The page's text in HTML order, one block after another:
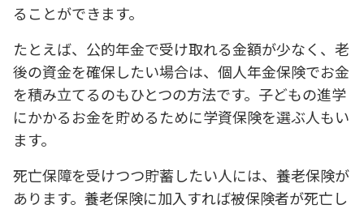
ることができます。
たとえば、公的年金で受け取れる金額が少なく、老
後の資金を確保したい場合は、個人年金保険でお金
を積み立てるのもひとつの方法です。子どもの進学
にかかるお金を貯めるために学資保険を選ぶ人もい
ます。
死亡保障を受けつつ貯蓄したい人には、養老保険が
あります。養老保険に加入すれば被保険者が死亡し